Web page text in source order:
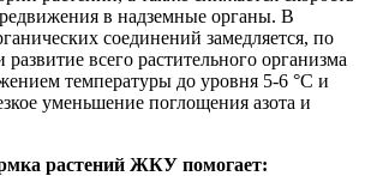
в надземные органы. В
соединений замедляется, по
всего растительного организма
температуры до уровня 5-6 °С и
уменьшение поглощения азота и
растений ЖКУ помогает: